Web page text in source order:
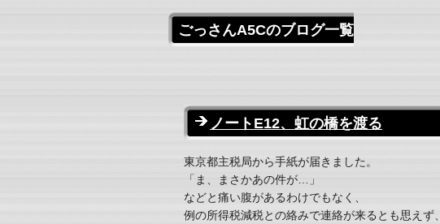
ごっさんA5Cのブログ一覧
ノートE12、虹の橋を渡る
東京都主税局から手紙が届きました。
「ま、まさかあの件が…」
などと痛い腹があるわけでもなく、
例の所得税減税との絡みで連絡が来るとも思えず、